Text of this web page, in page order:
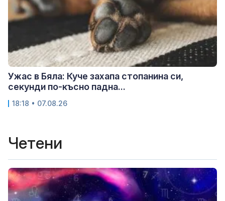
Ужас в Бяла: Куче захапа стопанина си,
секунди по-късно падна...
18:18 • 07.08.26
Четени